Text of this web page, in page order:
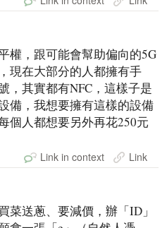
權，跟可能會幫助偏向的5G
現在大部分的人都擁有手
，其實都有NFC，這樣子是
備，我想要擁有這樣的設備
個人都想要另外再花250元
Link in context Link
菜送蔥、要減價，辦「ID」